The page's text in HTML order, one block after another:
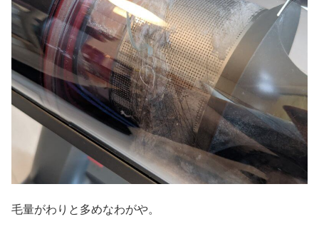
毛量がわりと多めなわがや。